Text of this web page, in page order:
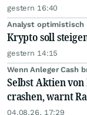
gestern 16:40
Analyst optimistisch
Krypto soll
gestern 14:15
Wenn Anleger Cash
Selbst Aktien
crashen, warnt
04.08.26, 17:29